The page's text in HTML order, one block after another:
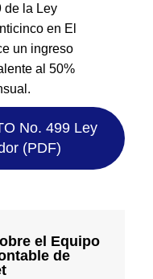
de la Ley
en El
un ingreso
al 50%
No. 499 Ley
(PDF)
el Equipo
de